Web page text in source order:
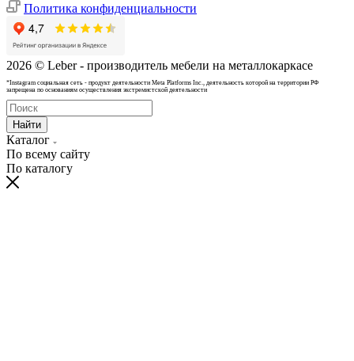
Политика конфиденциальности
2026 © Leber - производитель мебели на металлокаркасе
*Instagram cоциальная сеть - продукт деятельности Meta Platforms Inc., деятельность которой на территории РФ
запрещена по основаниям осуществления экстремистской деятельности
Найти
Каталог
По всему сайту
По каталогу